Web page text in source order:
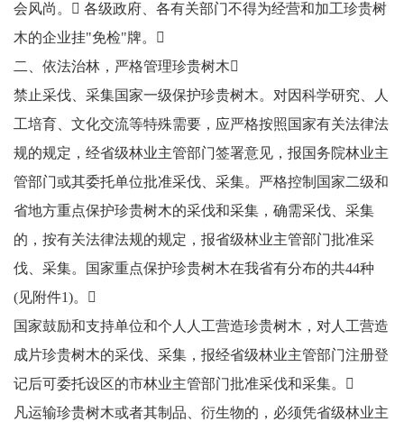
会风尚。 各级政府、各有关部门不得为经营和加工珍贵树
木的企业挂"免检"牌。
二、依法治林，严格管理珍贵树木
禁止采伐、采集国家一级保护珍贵树木。对因科学研究、人
工培育、文化交流等特殊需要，应严格按照国家有关法律法
规的规定，经省级林业主管部门签署意见，报国务院林业主
管部门或其委托单位批准采伐、采集。严格控制国家二级和
省地方重点保护珍贵树木的采伐和采集，确需采伐、采集
的，按有关法律法规的规定，报省级林业主管部门批准采
伐、采集。国家重点保护珍贵树木在我省有分布的共44种
(见附件1)。
国家鼓励和支持单位和个人人工营造珍贵树木，对人工营造
成片珍贵树木的采伐、采集，报经省级林业主管部门注册登
记后可委托设区的市林业主管部门批准采伐和采集。
凡运输珍贵树木或者其制品、衍生物的，必须凭省级林业主